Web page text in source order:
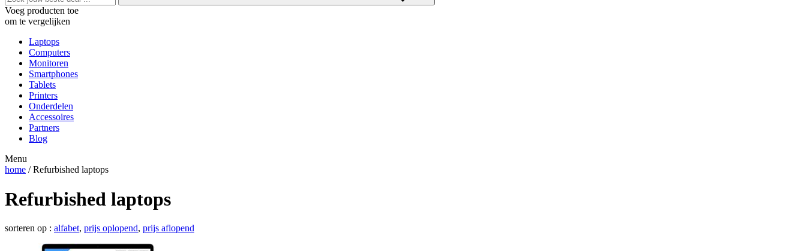
Voeg producten toe
om te vergelijken
Laptops
Computers
Monitoren
Smartphones
Tablets
Printers
Onderdelen
Accessoires
Partners
Blog
Menu
home / Refurbished laptops
Refurbished laptops
sorteren op : alfabet, prijs oplopend, prijs aflopend